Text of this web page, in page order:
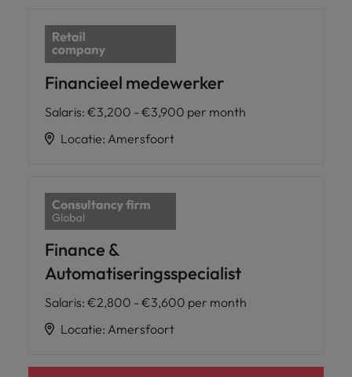
Financieel medewerker
Salaris: €3,200 - €3,900 per month
Locatie: Amersfoort
Finance &
Automatiseringsspecialist
Salaris: €2,800 - €3,600 per month
Locatie: Amersfoort